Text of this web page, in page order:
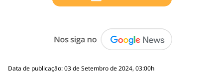
Data de publicação: 03 de Setembro de 2024, 03:00h